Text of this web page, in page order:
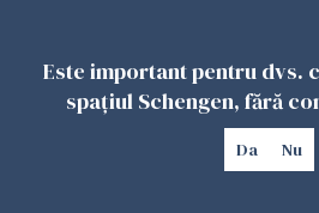
Menajere și îngrijitori, în
Este important pentru dvs.
spațiul Schengen, fără
Da Nu